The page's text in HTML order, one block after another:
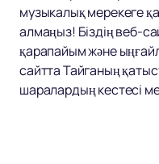
музыкалық мерекеге
алмаңыз! Біздің веб-
қарапайым және
сайтта Тайганың
шаралардың кестесі